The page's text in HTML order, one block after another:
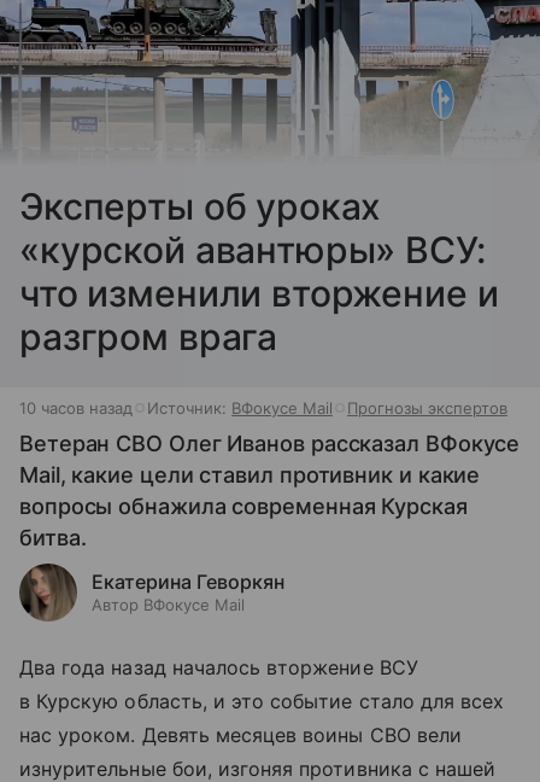
Эксперты об уроках
«курской авантюры» ВСУ:
что изменили вторжение и
разгром врага
10 часов назад Источник: ВФокусе Mail Прогнозы экспертов
Ветеран СВО Олег Иванов рассказал ВФокусе
Mail, какие цели ставил противник и какие
вопросы обнажила современная Курская
битва.
Екатерина Геворкян
Автор ВФокусе Mail
Два года назад началось вторжение ВСУ
в Курскую область, и это событие стало для всех
нас уроком. Девять месяцев воины СВО вели
изнурительные бои, изгоняя противника с нашей